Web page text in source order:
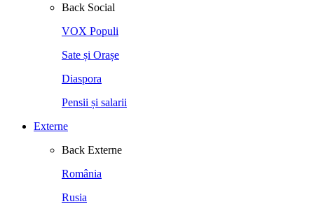
Back Social
VOX Populi
Sate și Orașe
Diaspora
Pensii și salarii
Externe
Back Externe
România
Rusia